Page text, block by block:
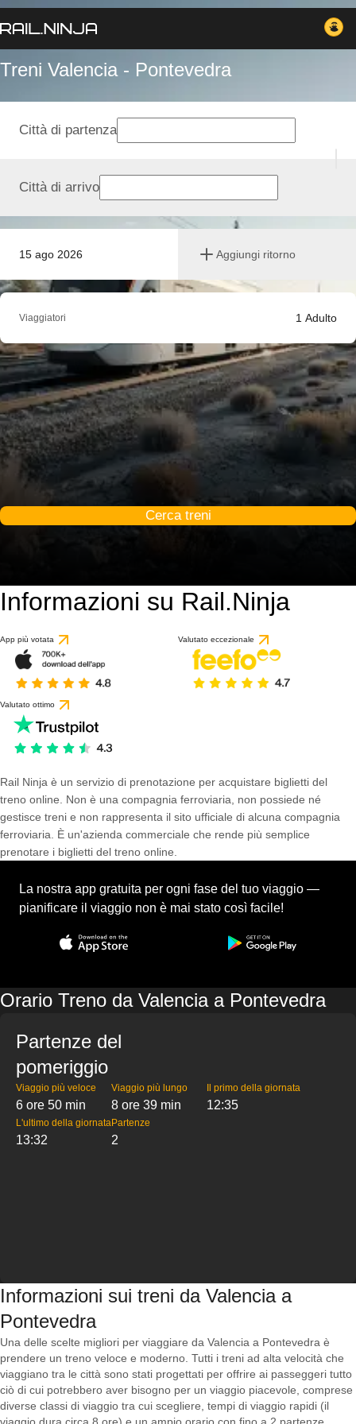
Treni Valencia - Pontevedra
15 ago 2026 Aggiungi ritorno
Città di partenza
Città di arrivo
Viaggiatori 1 Adulto
Cerca treni
Informazioni su Rail.Ninja
App più votata Valutato eccezionale
Valutato ottimo
Rail Ninja è un servizio di prenotazione per acquistare biglietti del
treno online. Non è una compagnia ferroviaria, non possiede né
gestisce treni e non rappresenta il sito ufficiale di alcuna compagnia
ferroviaria. È un'azienda commerciale che rende più semplice
prenotare i biglietti del treno online.
La nostra app gratuita per ogni fase del tuo viaggio —
pianificare il viaggio non è mai stato così facile!
Orario Treno da Valencia a Pontevedra
Partenze del
pomeriggio
Viaggio più veloce
6 ore 50 min
Viaggio più lungo
8 ore 39 min
Il primo della giornata
12:35
L'ultimo della giornata
13:32
Partenze
2
Informazioni sui treni da Valencia a
Pontevedra
Una delle scelte migliori per viaggiare da Valencia a Pontevedra è
prendere un treno veloce e moderno. Tutti i treni ad alta velocità che
viaggiano tra le città sono stati progettati per offrire ai passeggeri tutto
ciò di cui potrebbero aver bisogno per un viaggio piacevole, comprese
diverse classi di viaggio tra cui scegliere, tempi di viaggio rapidi (il